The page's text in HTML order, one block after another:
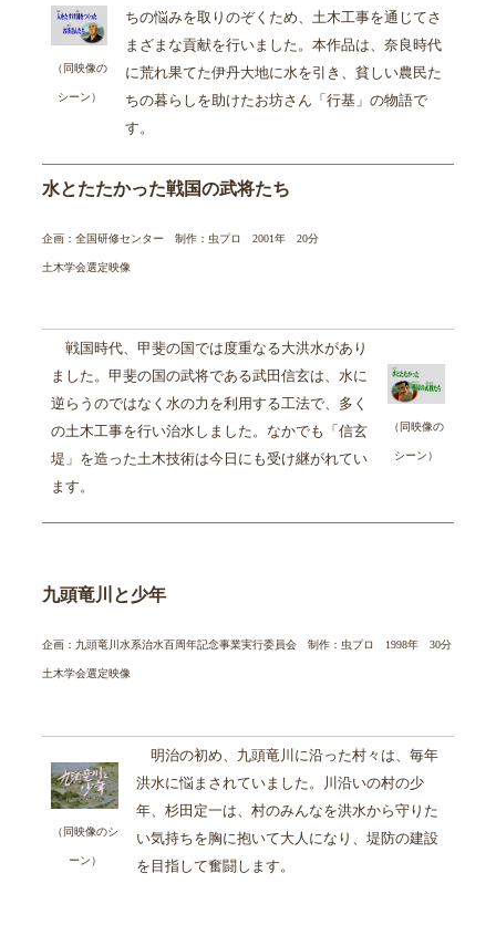
（同映像の
シーン）
ちの悩みを取りのぞくため、土木工事を通じてさ
まざまな貢献を行いました。本作品は、奈良時代
に荒れ果てた伊丹大地に水を引き、貧しい農民た
ちの暮らしを助けたお坊さん「行基」の物語で
す。
水とたたかった戦国の武将たち
企画：全国研修センター 制作：虫プロ 2001年 20分
土木学会選定映像
戦国時代、甲斐の国では度重なる大洪水があり
ました。甲斐の国の武将である武田信玄は、水に
逆らうのではなく水の力を利用する工法で、多く
の土木工事を行い治水しました。なかでも「信玄
堤」を造った土木技術は今日にも受け継がれてい
ます。
（同映像の
シーン）
九頭竜川と少年
企画：九頭竜川水系治水百周年記念事業実行委員会 制作：虫プロ 1998年 30分
土木学会選定映像
（同映像のシ
ーン）
明治の初め、九頭竜川に沿った村々は、毎年
洪水に悩まされていました。川沿いの村の少
年、杉田定一は、村のみんなを洪水から守りた
い気持ちを胸に抱いて大人になり、堤防の建設
を目指して奮闘します。